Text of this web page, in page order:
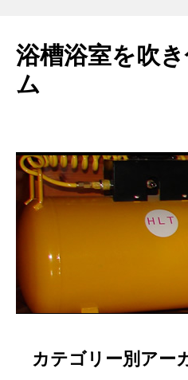
浴槽浴室を吹
ム
カテゴリー別アー